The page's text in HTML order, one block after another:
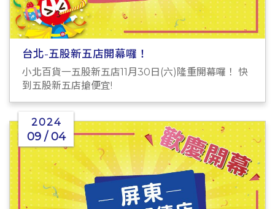
台北-五股新五店開幕囉！
小北百貨一五股新五店11月30日(六)隆重開幕囉！ 快
到五股新五店搶便宜!
2024
09 / 04